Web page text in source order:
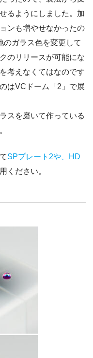
るようにしました。加
ンも増やせなかったの
のガラス色を変更して
のリリースが可能にな
考えなくてはなのです
はVCドーム「2」で展
スを磨いて作っている
SPプレート2や、HD
ください。